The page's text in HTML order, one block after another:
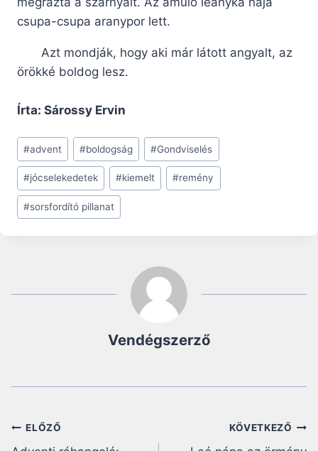
csupa-csupa aranypor lett.
Azt mondják, hogy aki már látott angyalt, az
örökké boldog lesz.
Írta: Sárossy Ervin
Post
Tags:
#advent #boldogság #Gondviselés
#jócselekedetek #kiemelt #remény
#sorsfordító pillanat
Vendégszerző
Bejegyzés
ELŐZŐ KÖVETKEZŐ